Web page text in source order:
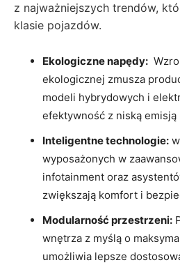
z ‌najważniejszych trendów,
klasie pojazdów.
Ekologiczne napędy:
ekologicznej zmusza
modeli hybrydowych i
efektywność z niską emisją
Inteligentne technologie:
‍wyposażonych w
⁤infotainment oraz
zwiększają komfort i
Modularność przestrzeni:
wnętrza z myślą ⁣o
umożliwia lepsze​